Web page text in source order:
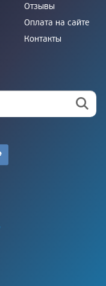
Отзывы
Оплата на сайте
Контакты